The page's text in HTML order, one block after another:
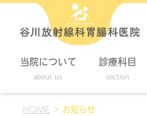
当院について
about us
診療科目
section
HOME > お知らせ